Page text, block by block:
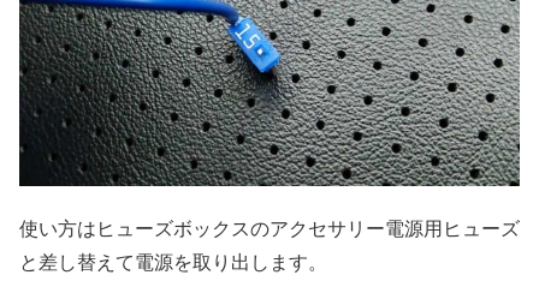
使い方はヒューズボックスのアクセサリー電源用ヒューズ
と差し替えて電源を取り出します。